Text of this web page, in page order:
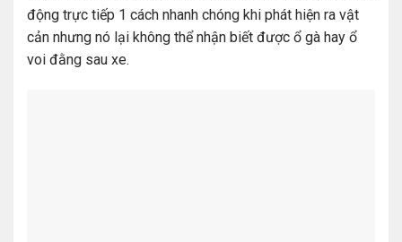
động trực tiếp 1 cách nhanh chóng khi phát hiện ra vật
cản nhưng nó lại không thể nhận biết được ổ gà hay ổ
voi đằng sau xe.